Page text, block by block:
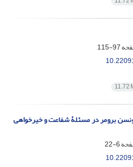
97-115
11.72
برومر در مسئلۀ شفاعت و خیرخواهی
6-22